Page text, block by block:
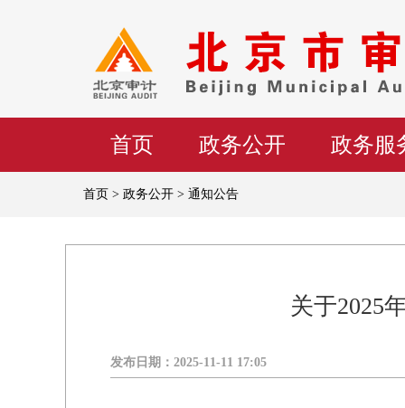
首页 政务公开 政务服
首页 > 政务公开 > 通知公告
关于2025
发布日期： 2025-11-11 17:05